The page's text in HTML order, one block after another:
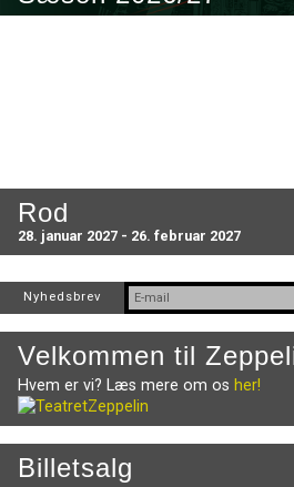
Rod
28. januar 2027 - 26. februar 2027
Nyhedsbrev
Velkommen til
Hvem er vi? Læs mere om os her!
Billetsalg